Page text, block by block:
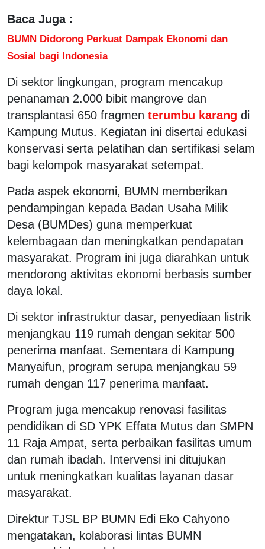
Baca Juga :
BUMN Didorong Perkuat Dampak Ekonomi dan
Sosial bagi Indonesia
Di sektor lingkungan, program mencakup
penanaman 2.000 bibit mangrove dan
transplantasi 650 fragmen terumbu karang di
Kampung Mutus. Kegiatan ini disertai edukasi
konservasi serta pelatihan dan sertifikasi selam
bagi kelompok masyarakat setempat.
Pada aspek ekonomi, BUMN memberikan
pendampingan kepada Badan Usaha Milik
Desa (BUMDes) guna memperkuat
kelembagaan dan meningkatkan pendapatan
masyarakat. Program ini juga diarahkan untuk
mendorong aktivitas ekonomi berbasis sumber
daya lokal.
Di sektor infrastruktur dasar, penyediaan listrik
menjangkau 119 rumah dengan sekitar 500
penerima manfaat. Sementara di Kampung
Manyaifun, program serupa menjangkau 59
rumah dengan 117 penerima manfaat.
Program juga mencakup renovasi fasilitas
pendidikan di SD YPK Effata Mutus dan SMPN
11 Raja Ampat, serta perbaikan fasilitas umum
dan rumah ibadah. Intervensi ini ditujukan
untuk meningkatkan kualitas layanan dasar
masyarakat.
Direktur TJSL BP BUMN Edi Eko Cahyono
mengatakan, kolaborasi lintas BUMN